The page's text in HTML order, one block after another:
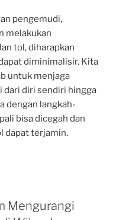
pengemudi,
melakukan
tol, diharapkan
diminimalisir. Kita
untuk menjaga
dari diri sendiri hingga
dengan langkah-
bisa dicegah dan
dapat terjamin.
Mengurangi